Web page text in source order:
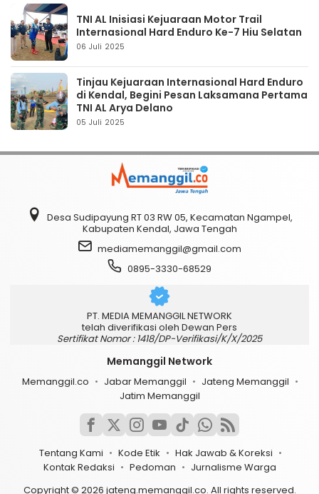
TNI AL Inisiasi Kejuaraan Motor Trail
Internasional Hard Enduro Ke-7 Hiu Selatan
06 Juli 2025
Tinjau Kejuaraan Internasional Hard Enduro
di Kendal, Begini Pesan Laksamana Pertama
TNI AL Arya Delano
05 Juli 2025
Desa Sudipayung RT 03 RW 05, Kecamatan Ngampel,
Kabupaten Kendal, Jawa Tengah
mediamemanggil@gmail.com
0895-3330-68529
PT. MEDIA MEMANGGIL NETWORK
telah diverifikasi oleh Dewan Pers
Sertifikat Nomor : 1418/DP-Verifikasi/K/X/2025
Memanggil Network
Memanggil.co Jabar Memanggil
Jateng Memanggil
Jatim Memanggil
Tentang Kami Kode Etik
Hak Jawab & Koreksi
Kontak Redaksi
Pedoman
Jurnalisme Warga
Copyright © 2026 jateng.memanggil.co. All rights reserved.